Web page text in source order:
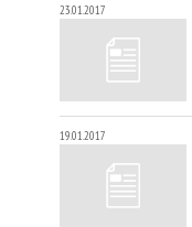
23.01.2017
19.01.2017